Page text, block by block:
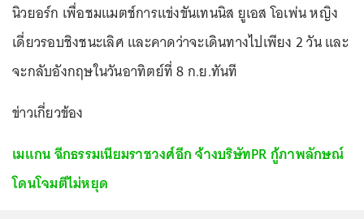
นิวยอร์ก เพื่อชมแมตช์การแข่งขันเทนนิส ยูเอส โอเพ่น หญิง
เดี่ยวรอบชิงชนะเลิศ และคาดว่าจะเดินทางไปเพียง 2 วัน และ
จะกลับอังกฤษในวันอาทิตย์ที่ 8 ก.ย.ทันที
ข่าวเกี่ยวข้อง
เมแกน ฉีกธรรมเนียมราชวงศ์อีก จ้างบริษัทPR กู้ภาพลักษณ์
โดนโจมตีไม่หยุด